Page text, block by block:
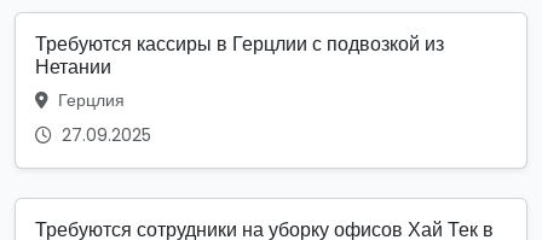
Требуются кассиры в Герцлии с подвозкой из
Нетании
Герцлия
27.09.2025
Требуются сотрудники на уборку офисов Хай Тек в